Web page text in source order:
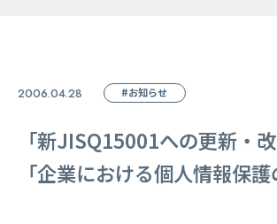
2006.04.28 #お知らせ
「新JISQ15001への更新
「企業における個人情報保